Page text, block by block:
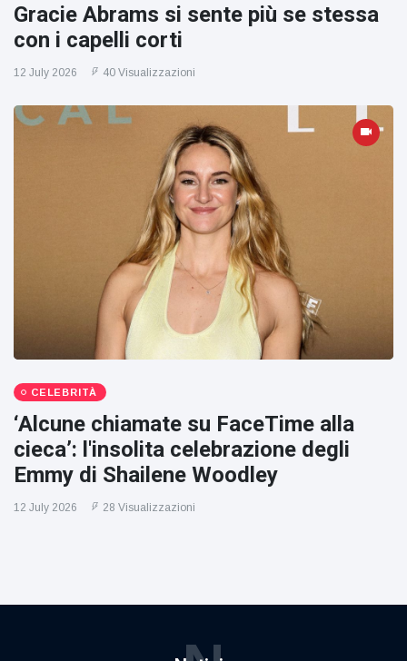
Gracie Abrams si sente più se stessa
con i capelli corti
12 July 2026 40 Visualizzazioni
CELEBRITÀ
‘Alcune chiamate su FaceTime alla
cieca’: l'insolita celebrazione degli
Emmy di Shailene Woodley
12 July 2026 28 Visualizzazioni